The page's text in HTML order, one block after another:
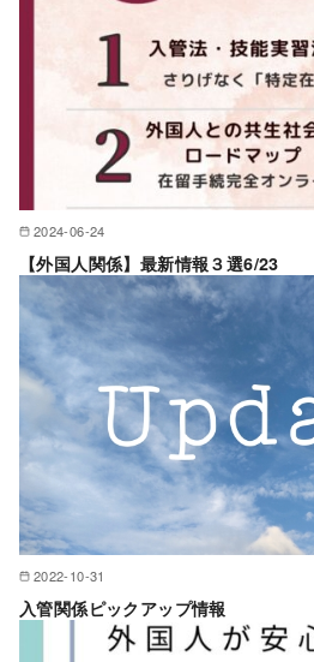
2024-06-24
【外国人関係】最新情報３選6/23
2022-10-31
入管関係ピックアップ情報